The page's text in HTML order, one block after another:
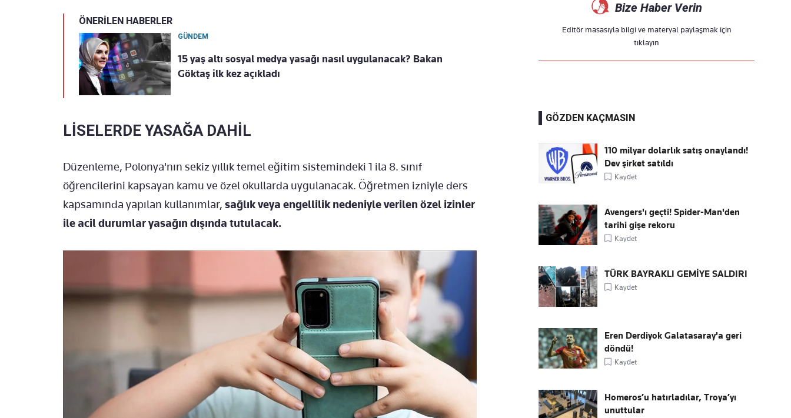
ÖNERİLEN HABERLER
GÜNDEM
15 yaş altı sosyal medya yasağı nasıl uygulanacak? Bakan
Göktaş ilk kez açıkladı
LİSELERDE YASAĞA DAHİL
Düzenleme, Polonya'nın sekiz yıllık temel eğitim sistemindeki 1 ila 8. sınıf
öğrencilerini kapsayan kamu ve özel okullarda uygulanacak. Öğretmen izniyle ders
kapsamında yapılan kullanımlar, sağlık veya engellilik nedeniyle verilen özel izinler
ile acil durumlar yasağın dışında tutulacak.
Bize Haber Verin
Editör masasıyla bilgi ve materyal paylaşmak için
tıklayın
GÖZDEN KAÇMASIN
110 milyar dolarlık satış onaylandı!
Dev şirket satıldı
Kaydet
Avengers'ı geçti! Spider-Man'den
tarihi gişe rekoru
Kaydet
TÜRK BAYRAKLI GEMİYE SALDIRI
Kaydet
Eren Derdiyok Galatasaray'a geri
döndü!
Kaydet
Homeros’u hatırladılar, Troya’yı
unuttular